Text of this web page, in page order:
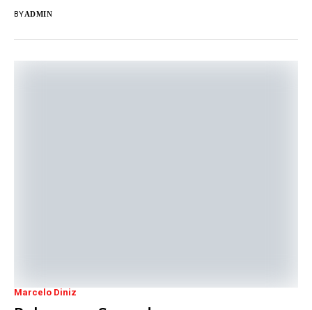
BYADMIN
Marcelo Diniz